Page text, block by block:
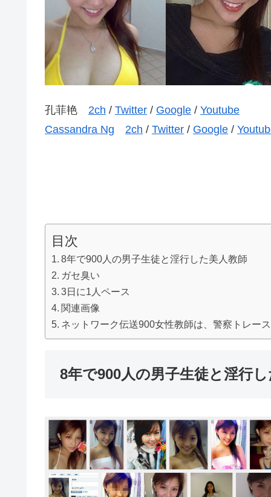
孔菲艳 2ch / Twitter / Google / Youtube
Cassandra Ng
2ch / Twitter / Google /
目次
8年で900人の男子生徒と淫行した美人教師
ガセ臭い
3日に1人ペース
関連画像
ネットワーク伝送900女性教師は、警察トレー
8年で900人の男子生徒と淫行